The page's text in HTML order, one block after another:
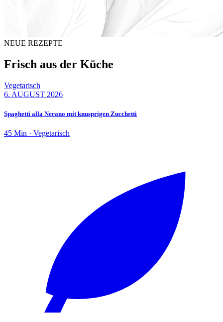
NEUE REZEPTE
Frisch aus der Küche
Vegetarisch
6. AUGUST 2026
Spaghetti alla Nerano mit knusprigen Zucchetti
45 Min · Vegetarisch